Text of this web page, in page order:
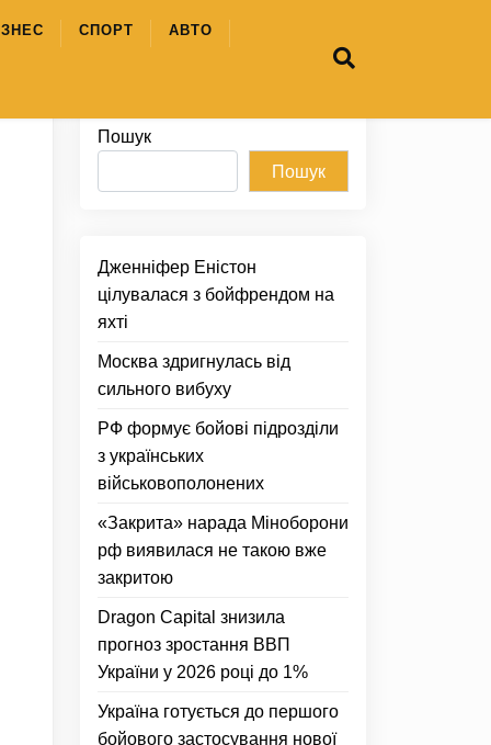
СПОРТ АВТО
Пошук
Пошук
Дженніфер Еністон
цілувалася з бойфрендом на
яхті
Москва здригнулась від
сильного вибуху
РФ формує бойові підрозділи
з українських
військовополонених
«Закрита» нарада Міноборони
рф виявилася не такою вже
закритою
Dragon Capital знизила
прогноз зростання ВВП
України у 2026 році до 1%
Україна готується до першого
бойового застосування нової